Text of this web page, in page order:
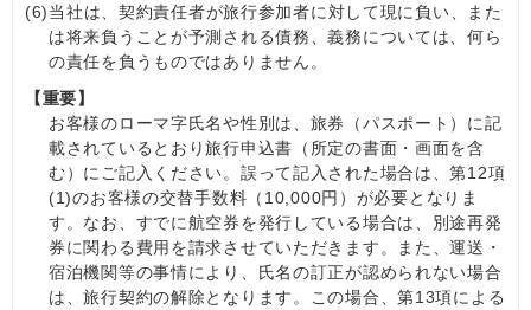
(6)当社は、契約責任者が旅行参加者に対して現に負い、また
は将来負うことが予測される債務、義務については、何ら
の責任を負うものではありません。
【重要】
お客様のローマ字氏名や性別は、旅券（パスポート）に記
載されているとおり旅行申込書（所定の書面・画面を含
む）にご記入ください。誤って記入された場合は、第12項
(1)のお客様の交替手数料（10,000円）が必要となりま
す。なお、すでに航空券を発行している場合は、別途再発
券に関わる費用を請求させていただきます。また、運送・
宿泊機関等の事情により、氏名の訂正が認められない場合
は、旅行契約の解除となります。この場合、第13項による